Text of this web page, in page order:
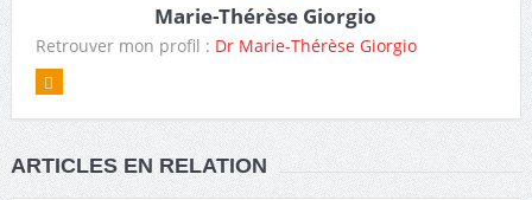
Marie-Thérèse Giorgio
Retrouver mon profil : Dr Marie-Thérèse Giorgio
ARTICLES EN RELATION